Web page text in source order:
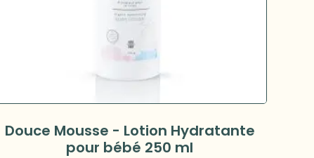
Douce Mousse - Lotion Hydratante
pour bébé 250 ml